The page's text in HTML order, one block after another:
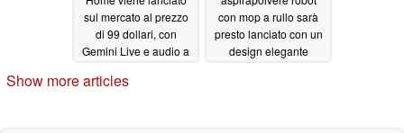
sul mercato al prezzo
di 99 dollari, con
Gemini Live e audio a
con mop a rullo sarà
presto lanciato con un
design elegante
Show more articles